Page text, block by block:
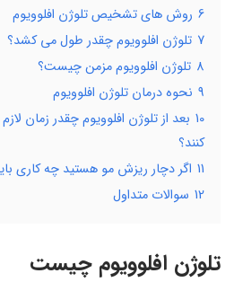
6 روش های تشخیص تلوژن افلوویوم
7 تلوژن افلوویوم چقدر طول می کشد؟
8 تلوژن افلوویوم مزمن چیست؟
9 نحوه درمان تلوژن افلوویوم
10 بعد از تلوژن افلوویوم چقدر زمان
کنند؟
11 اگر دچار ریزش مو هستید چه کاری
12 سوالات متداول
تلوژن افلوویوم چیست